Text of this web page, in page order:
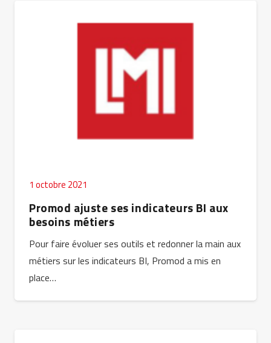
1 octobre 2021
Promod ajuste ses indicateurs BI aux
besoins métiers
Pour faire évoluer ses outils et redonner la main aux
métiers sur les indicateurs BI, Promod a mis en
place…